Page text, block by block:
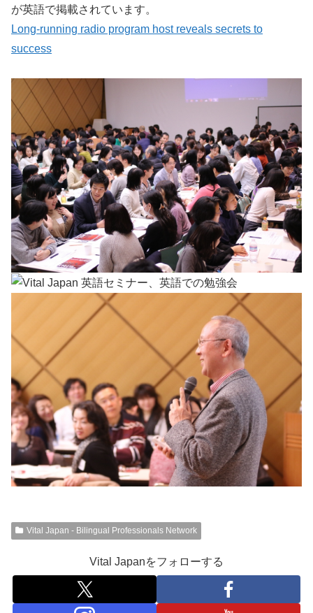
が英語で掲載されています。
Long-running radio program host reveals secrets to
success
Vital Japan - Bilingual Professionals Network
Vital Japanをフォローする